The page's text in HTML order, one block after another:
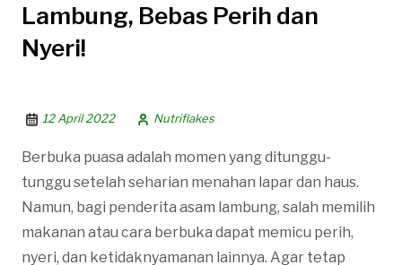
Lambung, Bebas Perih dan
Nyeri!
12 April 2022 Nutriflakes
Berbuka puasa adalah momen yang ditunggu-
tunggu setelah seharian menahan lapar dan haus.
Namun, bagi penderita asam lambung, salah memilih
makanan atau cara berbuka dapat memicu perih,
nyeri, dan ketidaknyamanan lainnya. Agar tetap